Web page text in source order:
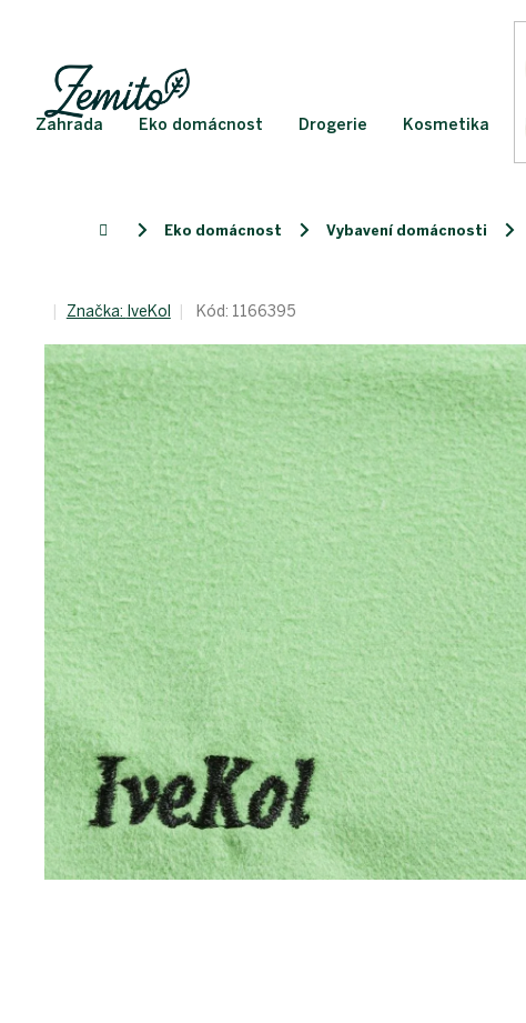
Zahrada Eko domácnost Drogerie Kosmetika
Domů Eko domácnost Vybavení domácnosti
Značka: IveKol Kód: 1166395